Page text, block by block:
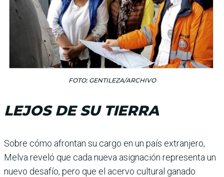
FOTO: GENTILEZA/ARCHIVO
LEJOS DE SU TIERRA
Sobre cómo afrontan su cargo en un país extranjero,
Melva reveló que cada nueva asignación representa un
nuevo desafío, pero que el acervo cultural ganado